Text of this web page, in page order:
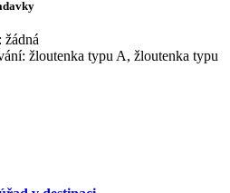
žloutenka typu A, žloutenka typu